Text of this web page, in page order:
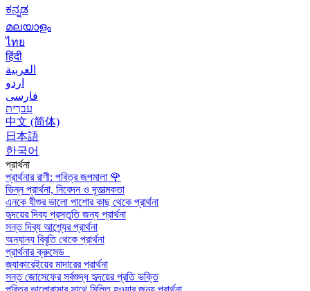
ಕನ್ನಡ
മലയാളം
ไทย
हिंदी
العربية
اردو
فارسی
עִברִית
中文 (简体)
日本語
한국어
প্রার্থনা
প্রার্থনার রাণী: পবিত্র জপমালা 🌹
ভিন্ন প্রার্থনা, নিবেদন ও দূতাত্মকতা
এনকে যীশুর ভালো পাশোর কাছ থেকে প্রার্থনা
হৃদয়ের দিব্য প্রস্তুতি জন্য প্রার্থনা
সন্ত দিব্য আশ্র্যের প্রার্থনা
অন্যান্য বিবৃতি থেকে প্রার্থনা
প্রার্থনার ক্রুসেড
জ্যাকারেইয়ের মাদারের প্রার্থনা
সন্ত জোসেফের সর্বশুদ্ধ হৃদয়ের প্রতি ভক্তি